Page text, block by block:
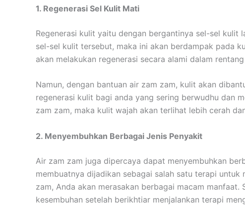
1. Regenerasi Sel Kulit Mati
Regenerasi kulit yaitu dengan bergantinya sel-sel kulit
sel-sel kulit tersebut, maka ini akan berdampak pada
akan melakukan regenerasi secara alami dalam
Namun, dengan bantuan air zam zam, kulit akan
regenerasi kulit bagi anda yang sering berwudhu dan
zam zam, maka kulit wajah akan terlihat lebih cerah
2. Menyembuhkan Berbagai Jenis Penyakit
Air zam zam juga dipercaya dapat menyembuhkan
membuatnya dijadikan sebagai salah satu terapi
zam, Anda akan merasakan berbagai macam
kesembuhan setelah berikhtiar menjalankan terapi